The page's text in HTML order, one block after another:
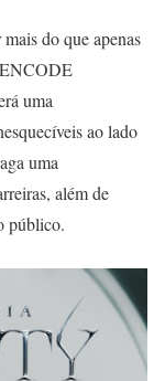
do que apenas
uma
ao lado
uma
além de
público.